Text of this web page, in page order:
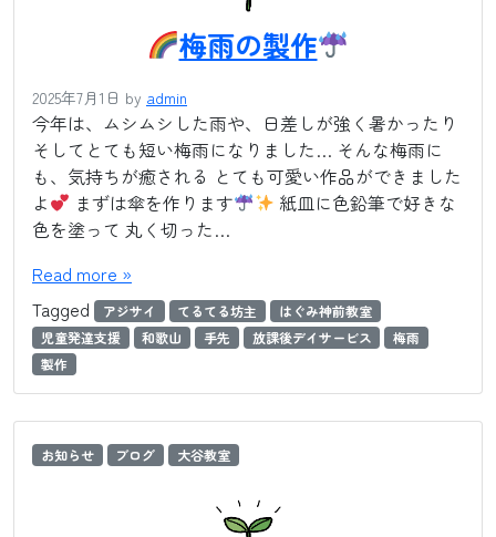
梅雨の製作
2025年7月1日 by admin
今年は、ムシムシした雨や、日差しが強く暑かったり
そしてとても短い梅雨になりました… そんな梅雨に
も、気持ちが癒される とても可愛い作品ができました
よ
まずは傘を作ります
紙皿に色鉛筆で好きな
色を塗って 丸く切った…
Read more »
Tagged
アジサイ てるてる坊主
はぐみ神前教室
児童発達支援
和歌山 手先 放課後デイサービス
梅雨
製作
お知らせ ブログ 大谷教室